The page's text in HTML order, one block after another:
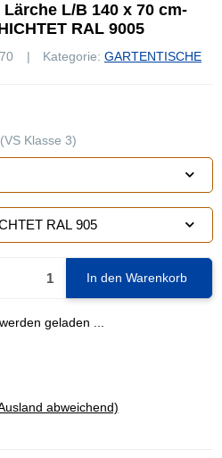
L/B 140 x 70 cm-
RAL 9005
Kategorie: GARTENTISCHE
(VS Klasse 3)
RAL 905
In den Warenkorb
geladen ...
abweichend)